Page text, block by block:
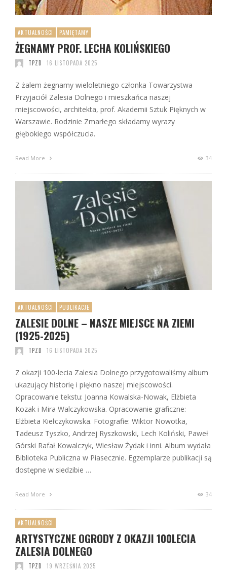
AKTUALNOŚCI PAMIĘTAMY
ŻEGNAMY PROF. LECHA KOLIŃSKIEGO
TPZD 16 LISTOPADA 2025
Z żalem żegnamy wieloletniego członka Towarzystwa
Przyjaciół Zalesia Dolnego i mieszkańca naszej
miejscowości, architekta, prof. Akademii Sztuk Pięknych w
Warszawie. Rodzinie Zmarłego składamy wyrazy
głębokiego współczucia.
Read More 34
AKTUALNOŚCI PUBLIKACJE
ZALESIE DOLNE – NASZE MIEJSCE NA ZIEMI
(1925-2025)
TPZD 16 LISTOPADA 2025
Z okazji 100-lecia Zalesia Dolnego przygotowaliśmy album
ukazujący historię i piękno naszej miejscowości.
Opracowanie tekstu: Joanna Kowalska-Nowak, Elżbieta
Kozak i Mira Walczykowska. Opracowanie graficzne:
Elżbieta Kiełczykowska. Fotografie: Wiktor Nowotka,
Tadeusz Tyszko, Andrzej Ryszkowski, Lech Koliński, Paweł
Górski Rafał Kowalczyk, Wiesław Żydak i inni. Album wydała
Biblioteka Publiczna w Piasecznie. Egzemplarze publikacji są
dostępne w siedzibie …
Read More 34
AKTUALNOŚCI
ARTYSTYCZNE OGRODY Z OKAZJI 100LECIA
ZALESIA DOLNEGO
TPZD 19 WRZEŚNIA 2025